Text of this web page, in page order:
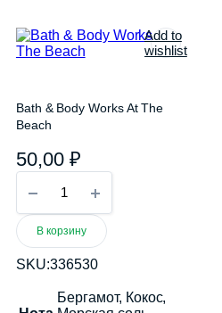
Add to
wishlist
Bath & Body Works At The
Beach
50,00 ₽
Body
Works
The
quantity
В корзину
SKU:336530
Бергамот, Кокос,